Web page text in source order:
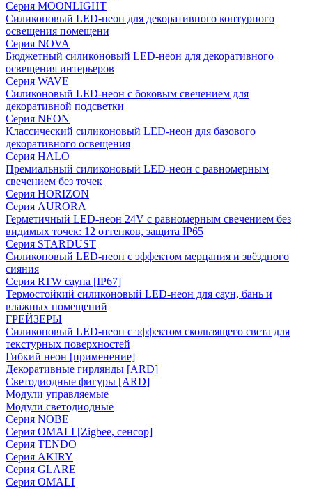
Серия MOONLIGHT
Силиконовый LED-неон для декоративного контурного
освещения помещени
Серия NOVA
Бюджетный силиконовый LED-неон для декоративного
освещения интерьеров
Серия WAVE
Силиконовый LED-неон с боковым свечением для
декоративной подсветки
Серия NEON
Классический силиконовый LED-неон для базового
декоративного освещения
Серия HALO
Премиальный силиконовый LED-неон с равномерным
свечением без точек
Серия HORIZON
Серия AURORA
Герметичный LED-неон 24V с равномерным свечением без
видимых точек: 12 оттенков, защита IP65
Серия STARDUST
Силиконовый LED-неон с эффектом мерцания и звёздного
сияния
Серия RTW сауна [IP67]
Термостойкий силиконовый LED-неон для саун, бань и
влажных помещений
ГРЕЙЗЕРЫ
Силиконовый LED-неон с эффектом скользящего света для
текстурных поверхностей
Гибкий неон [применение]
Декоративные гирлянды [ARD]
Светодиодные фигуры [ARD]
Модули управляемые
Модули светодиодные
Серия NOBE
Серия OMALI [Zigbee, сенсор]
Серия TENDO
Серия AKIRY
Серия GLARE
Серия OMALI